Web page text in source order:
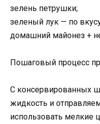
зелень петрушки;
зеленый лук — по
домашний майонез +
Пошаговый процесс
С консервированных
жидкость и
использовать мелкие